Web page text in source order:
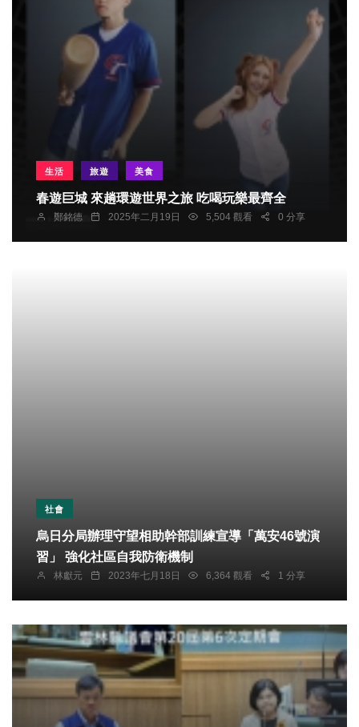
生活 旅遊 美食
春遊巨城 來趟環遊世界之旅 吃喝玩樂最齊全
鄭銘德 2025年二月19日 5,504 觀看 0 分享
社會
烏日分局辦理守望相助幹部訓練宣導「萬安46號演
習」 強化社區自我防衛機制
林獻元 2023年七月18日 6,364 觀看 1 分享